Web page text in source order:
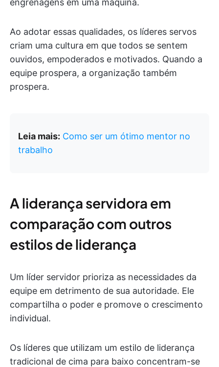
engrenagens em uma máquina.
Ao adotar essas qualidades, os líderes servos
criam uma cultura em que todos se sentem
ouvidos, empoderados e motivados. Quando a
equipe prospera, a organização também
prospera.
Leia mais: Como ser um ótimo mentor no
trabalho
A liderança servidora em
comparação com outros
estilos de liderança
Um líder servidor prioriza as necessidades da
equipe em detrimento de sua autoridade. Ele
compartilha o poder e promove o crescimento
individual.
Os líderes que utilizam um estilo de liderança
tradicional de cima para baixo concentram-se